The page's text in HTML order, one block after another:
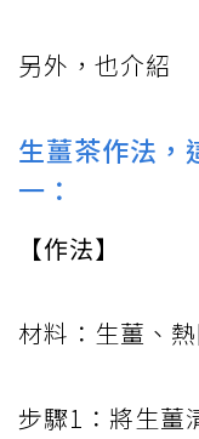
另外，也介紹
生薑茶作法，
一：
【作法】
材料：生薑、
步驟1：將生薑